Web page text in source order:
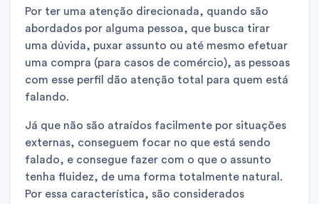
Por ter uma atenção direcionada, quando são
abordados por alguma pessoa, que busca tirar
uma dúvida, puxar assunto ou até mesmo efetuar
uma compra (para casos de comércio), as pessoas
com esse perfil dão atenção total para quem está
falando.
Já que não são atraídos facilmente por situações
externas, conseguem focar no que está sendo
falado, e consegue fazer com o que o assunto
tenha fluidez, de uma forma totalmente natural.
Por essa característica, são considerados